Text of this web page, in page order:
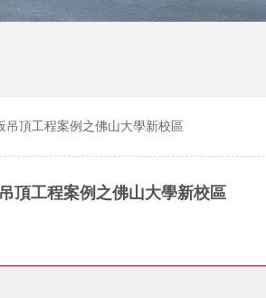
吊頂工程案例之佛山大學新校區
頂工程案例之佛山大學新校區